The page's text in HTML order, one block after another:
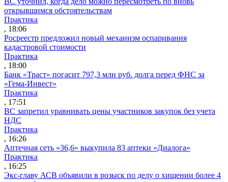
открывшимся обстоятельствам
Практика
, 18:06
Росреестр предложил новый механизм оспаривания
кадастровой стоимости
Практика
, 18:00
Банк «Траст» погасит 797,3 млн руб. долга перед ФНС за
«Гема-Инвест»
Практика
, 17:51
ВС запретил уравнивать цены участников закупок без учета
НДС
Практика
, 16:26
Аптечная сеть «36,6» выкупила 83 аптеки «Диалога»
Практика
, 16:25
Экс-главу АСВ объявили в розыск по делу о хищении более 4